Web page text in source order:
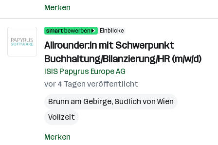
Merken
Einblicke
Allrounder:in mit Schwerpunkt
Buchhaltung/Bilanzierung/HR (m/w/d)
ISIS Papyrus Europe AG
vor 4 Tagen veröffentlicht
Brunn am Gebirge, Südlich von Wien
Vollzeit
Merken